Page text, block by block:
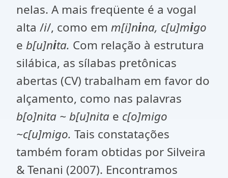
nelas. A mais freqüente é a vogal
alta /i/, como em m[i]nina, c[u]migo
e b[u]nita. Com relação à estrutura
silábica, as sílabas pretônicas
abertas (CV) trabalham em favor do
alçamento, como nas palavras
b[o]nita ~ b[u]nita e c[o]migo
~c[u]migo. Tais constatações
também foram obtidas por Silveira
& Tenani (2007). Encontramos